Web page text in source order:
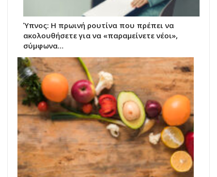
Ύπνος: Η πρωινή ρουτίνα που πρέπει να
ακολουθήσετε για να «παραμείνετε νέοι»,
σύμφωνα…